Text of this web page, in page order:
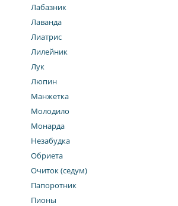
Лабазник
Лаванда
Лиатрис
Лилейник
Лук
Люпин
Манжетка
Молодило
Монарда
Незабудка
Обриета
Очиток (седум)
Папоротник
Пионы